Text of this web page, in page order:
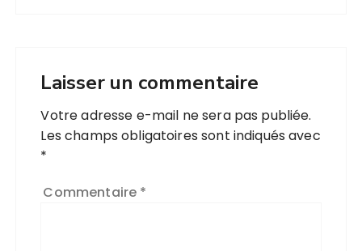
Laisser un commentaire
Votre adresse e-mail ne sera pas publiée.
Les champs obligatoires sont indiqués avec
*
Commentaire *